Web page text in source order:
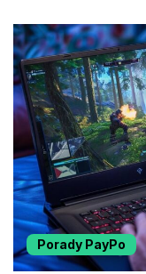
k
n
Porady PayPo